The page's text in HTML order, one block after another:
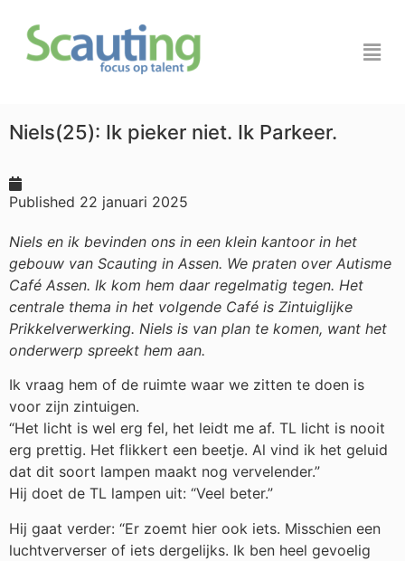
Niels(25): Ik pieker niet. Ik Parkeer.
Published 22 januari 2025
Niels en ik bevinden ons in een klein kantoor in het
gebouw van Scauting in Assen. We praten over Autisme
Café Assen. Ik kom hem daar regelmatig tegen. Het
centrale thema in het volgende Café is Zintuiglijke
Prikkelverwerking. Niels is van plan te komen, want het
onderwerp spreekt hem aan.
Ik vraag hem of de ruimte waar we zitten te doen is
voor zijn zintuigen.
“Het licht is wel erg fel, het leidt me af. TL licht is nooit
erg prettig. Het flikkert een beetje. Al vind ik het geluid
dat dit soort lampen maakt nog vervelender.”
Hij doet de TL lampen uit: “Veel beter.”
Hij gaat verder: “Er zoemt hier ook iets. Misschien een
luchtververser of iets dergelijks. Ik ben heel gevoelig